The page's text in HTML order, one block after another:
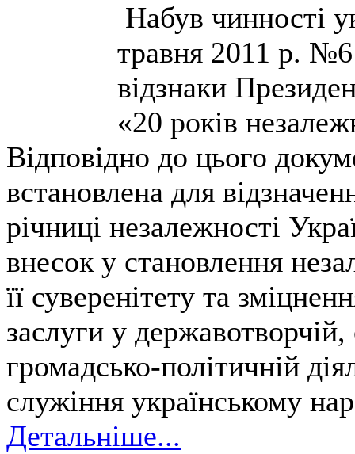
Набув чинності
травня 2011 р.
відзнаки
«20 років
Відповідно до цього
встановлена для
річниці незалежності
внесок у становлення
її суверенітету та
заслуги у державотворчій,
громадсько-політичній
служіння українському
Детальніше...